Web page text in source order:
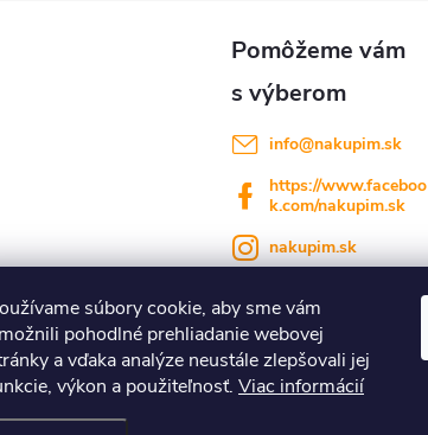
súbory cookie, aby sme vám
pohodlné prehliadanie webovej
a vďaka analýze neustále zlepšovali jej
výkon a použiteľnosť. Viac informácií
info@nakupim.sk
https://www.faceboo
k.com/nakupim.sk
nakupim.sk